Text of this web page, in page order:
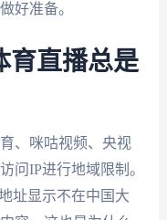
好准备。
育直播总是
、咪咕视频、央视
问IP进行地域限制。
址显示不在中国大